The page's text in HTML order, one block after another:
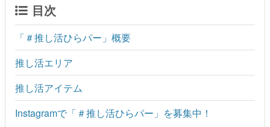
目次
「＃推し活ひらパー」概要
推し活エリア
推し活アイテム
Instagramで「＃推し活ひらパー」を募集中！